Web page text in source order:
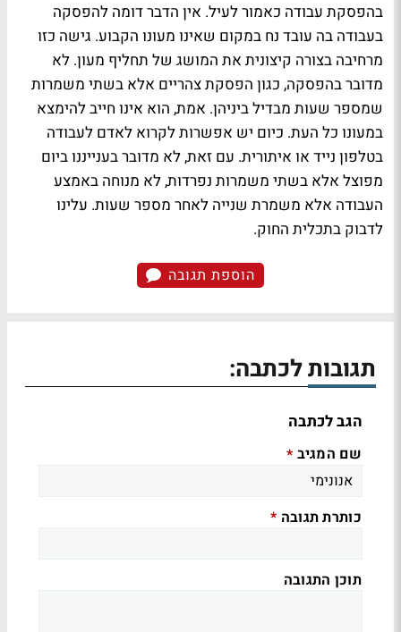
בהפסקת עבודה כאמור לעיל. אין הדבר דומה להפסקה
בעבודה בה עובד נח במקום שאינו מעונו הקבוע. גישה כזו
מרחיבה בצורה קיצונית את המושג של תחליף מעון. לא
מדובר בהפסקה, כגון הפסקת צהריים אלא בשתי משמרות
שמספר שעות מבדיל ביניהן. אמת, הוא אינו חייב להימצא
במעונו כל העת. כיום יש אפשרות לקרוא לאדם לעבודה
בטלפון נייד או איתורית. עם זאת, לא מדובר בענייננו ביום
מפוצל אלא בשתי משמרות נפרדות, לא מנוחה באמצע
העבודה אלא משמרת שנייה לאחר מספר שעות. עלינו
לדבוק בתכלית החוק.
הוספת תגובה
תגובות לכתבה:
הגב לכתבה
שם המגיב *
כותרת תגובה *
תוכן התגובה